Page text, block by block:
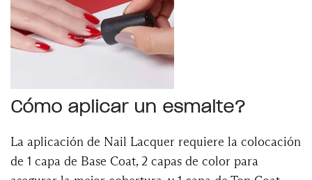
Cómo aplicar un esmalte?
La aplicación de Nail Lacquer requiere la colocación
de 1 capa de Base Coat, 2 capas de color para